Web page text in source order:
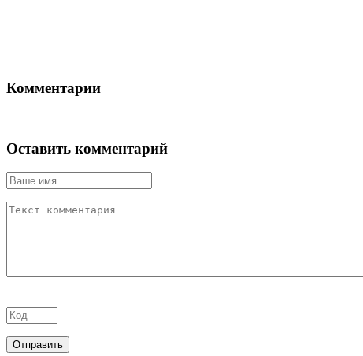
Комментарии
Оставить комментарий